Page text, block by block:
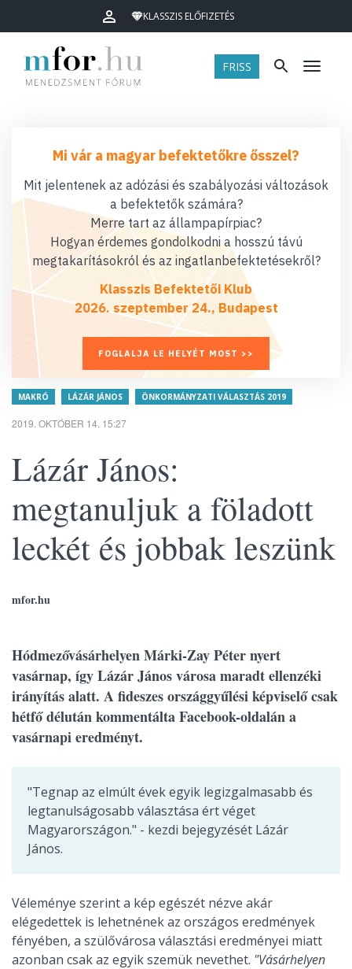
KLASSZIS ELŐFIZETÉS
FRISS Menü
Mi vár a magyar befektetőkre ősszel?
Mit jelentenek az adózási és szabályozási változások
a befektetők számára?
Merre tart az állampapírpiac?
Hogyan érdemes gondolkodni a hosszú távú
megtakarításokról és az ingatlanbefektetésekről?
Klasszis Befektetői Klub
2026. szeptember 24., Budapest
FOGLALJA LE HELYÉT MOST >>
MAKRÓ LÁZÁR JÁNOS ÖNKORMÁNYZATI VÁLASZTÁS 2019
2019. OKTÓBER 14. 15:27
Lázár János:
megtanuljuk a föladott
leckét és jobbak leszünk
mfor.hu
Hódmezővásárhelyen Márki-Zay Péter nyert
vasárnap, így Lázár János városa maradt ellenzéki
irányítás alatt. A fideszes országgyűlési képviselő csak
hétfő délután kommentálta Facebook-oldalán a
vasárnapi eredményt.
"Tegnap az elmúlt évek egyik legizgalmasabb és
legtanulságosabb választása ért véget
Magyarországon." - kezdi bejegyzését Lázár
János.
Véleménye szerint a kép egészét nézve akár
elégedettek is lehetnének az országos eredmények
fényében, a szülővárosa választási eredményei miatt
azonban csak az egyik szemük nevethet. "Vásárhelyen